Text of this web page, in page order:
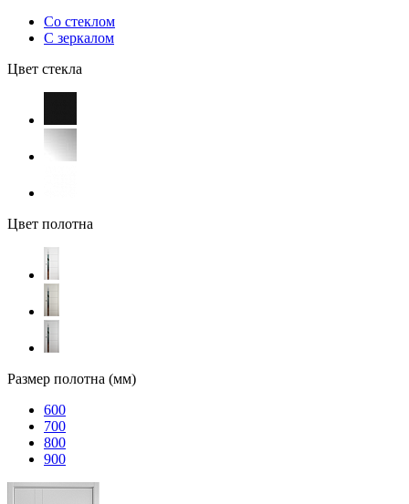
Со стеклом
С зеркалом
Цвет стекла
Цвет полотна
Размер полотна (мм)
600
700
800
900